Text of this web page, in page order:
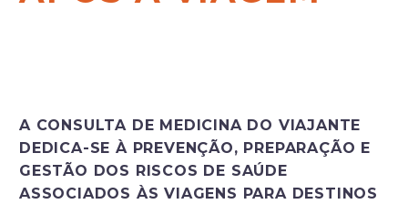
A CONSULTA DE MEDICINA DO VIAJANTE
DEDICA-SE À PREVENÇÃO, PREPARAÇÃO E
GESTÃO DOS RISCOS DE SAÚDE
ASSOCIADOS ÀS VIAGENS PARA DESTINOS